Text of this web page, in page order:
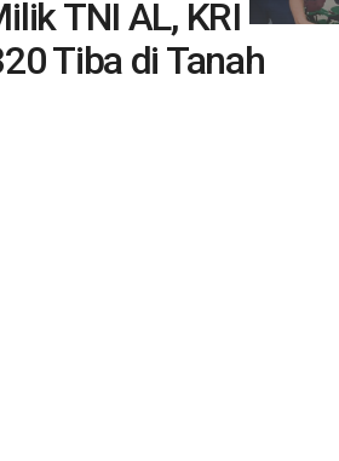
TNI AL, KRI
Tiba di Tanah